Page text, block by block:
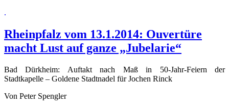
.
Rheinpfalz vom 13.1.2014: Ouvertüre
macht Lust auf ganze „Jubelarie“
Bad Dürkheim: Auftakt nach Maß in 50-Jahr-Feiern der
Stadtkapelle – Goldene Stadtnadel für Jochen Rinck
Von Peter Spengler